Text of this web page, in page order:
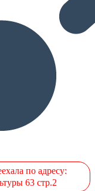
по адресу:
63 стр.2